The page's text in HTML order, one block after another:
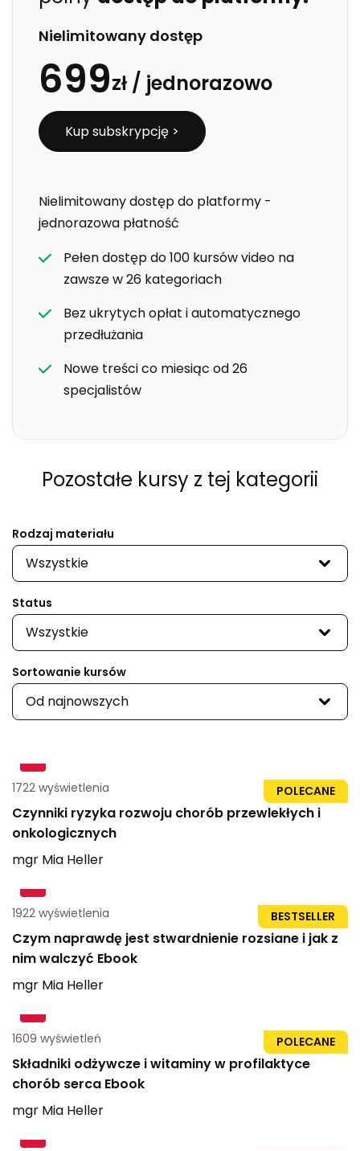
Nielimitowany dostęp
699zł / jednorazowo
Kup subskrypcję >
Nielimitowany dostęp do platformy -
jednorazowa płatność
Pełen dostęp do 100 kursów video na
zawsze w 26 kategoriach
Bez ukrytych opłat i automatycznego
przedłużania
Nowe treści co miesiąc od 26
specjalistów
Pozostałe kursy z tej kategorii
Rodzaj materiału
Wszystkie
Status
Wszystkie
Sortowanie kursów
Od najnowszych
POLECANE
1722 wyświetlenia 96str
Czynniki ryzyka rozwoju chorób przewlekłych i
onkologicznych
mgr Mia Heller
BESTSELLER
1922 wyświetlenia 21str
Czym naprawdę jest stwardnienie rozsiane i jak z
nim walczyć Ebook
mgr Mia Heller
POLECANE
1609 wyświetleń 21str
Składniki odżywcze i witaminy w profilaktyce
chorób serca Ebook
mgr Mia Heller